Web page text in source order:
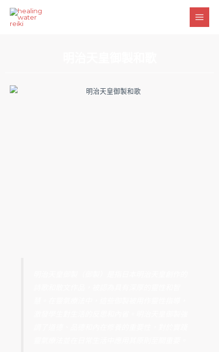
Main